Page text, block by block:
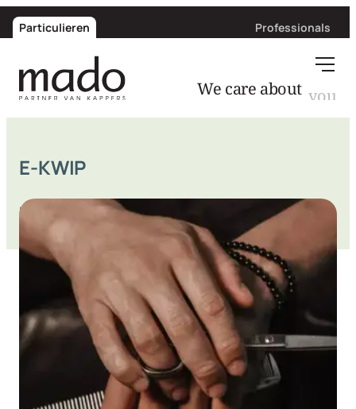
Particulieren Professionals
We care about
E-KWIP
Deel via: